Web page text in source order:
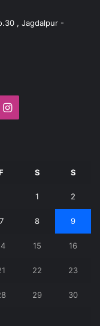
, Jagdalpur -
Instagram
S S
1 2
7 8 9
15 16
22 23
29 30